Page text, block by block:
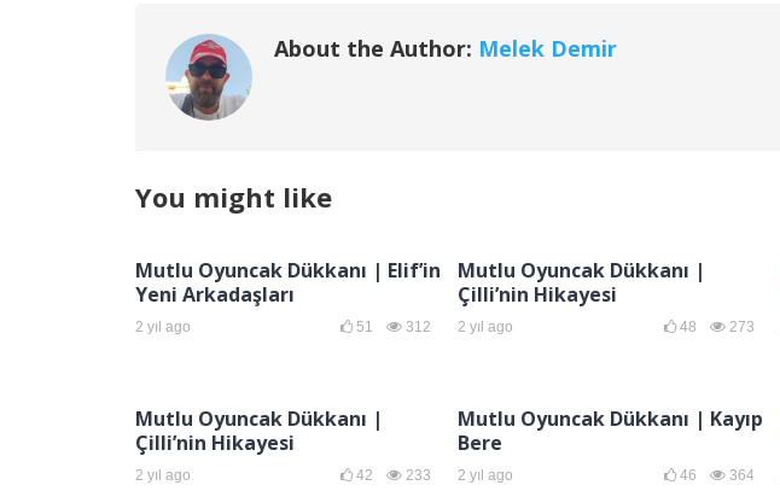
About the Author: Melek Demir
You might like
Mutlu Oyuncak Dükkanı | Elif’in
Yeni Arkadaşları
2 yıl ago 51 312
Mutlu Oyuncak Dükkanı |
Çilli’nin Hikayesi
2 yıl ago 48 273
Mutlu Oyuncak Dükkanı |
Çilli’nin Hikayesi
2 yıl ago 42 233
Mutlu Oyuncak Dükkanı | Kayıp
Bere
2 yıl ago 46 364